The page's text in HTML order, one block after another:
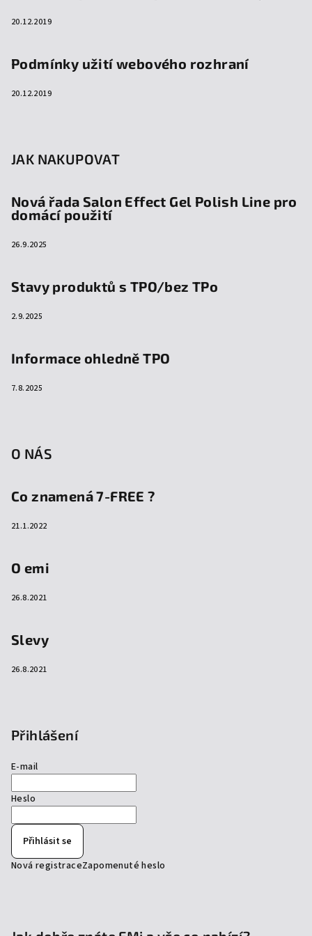
20.12.2019
Podmínky užití webového rozhraní
20.12.2019
JAK NAKUPOVAT
Nová řada Salon Effect Gel Polish Line pro
domácí použití
26.9.2025
Stavy produktů s TPO/bez TPo
2.9.2025
Informace ohledně TPO
7.8.2025
O NÁS
Co znamená 7-FREE ?
21.1.2022
O emi
26.8.2021
Slevy
26.8.2021
Přihlášení
E-mail
Heslo
Přihlásit se
Nová registraceZapomenuté heslo